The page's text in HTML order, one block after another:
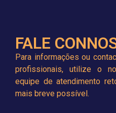
FALE
Para informações ou
profissionais, utilize o
equipe de atendimento
mais breve possível.